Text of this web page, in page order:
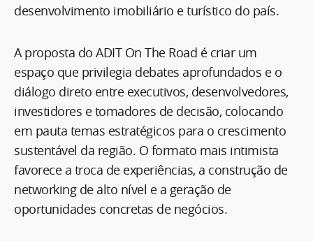
desenvolvimento imobiliário e turístico do país.
A proposta do ADIT On The Road é criar um
espaço que privilegia debates aprofundados e o
diálogo direto entre executivos, desenvolvedores,
investidores e tomadores de decisão, colocando
em pauta temas estratégicos para o crescimento
sustentável da região. O formato mais intimista
favorece a troca de experiências, a construção de
networking de alto nível e a geração de
oportunidades concretas de negócios.